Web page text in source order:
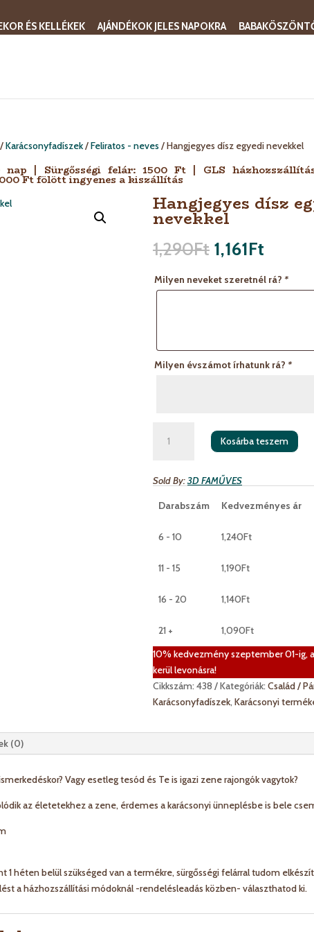
ÉS KELLÉKEK AJÁNDÉKOK JELES NAPOKRA
/Karácsonyfadíszek/Feliratos - neves / Hangjegyes dísz egyedi nevekkel
nap | Sürgősségi felár: 1500 Ft | GLS
Ft fölött ingyenes a kiszállítás
Hangjegyes dísz
nevekkel
1,290Ft 1,161Ft
Milyen neveket szeretnél rá? *
Milyen évszámot írhatunk rá? *
nevekkel
Kosárba teszem
Sold By:3D FAMŰVES
Darabszám
Kedvezményes ár
6 - 10 1,240Ft
11 - 15 1,190Ft
16 - 20 1,140Ft
21 + 1,090Ft
10% kedvezmény szeptember 01-ig,
kerül levonásra!
Cikkszám:438 Kategóriák:Család /
Karácsonyfadíszek,Karácsonyi
(0)
Vagy esetleg tesód és Te is igazi zene rajongók vagytok?
az életetekhez a zene, érdemes a karácsonyi ünneplésbe is bele
1 héten belül szükséged van a termékre, sürgősségi felárral tudom
a házhozszállítási módoknál -rendelésleadás közben- választhatod ki.